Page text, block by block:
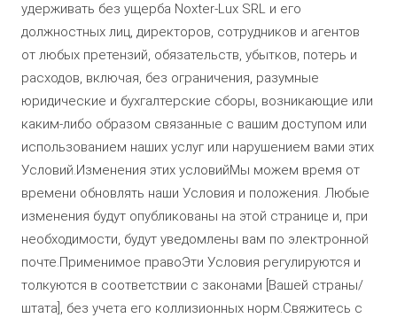
удерживать без ущерба Noxter-Lux SRL и его
должностных лиц, директоров, сотрудников и агентов
от любых претензий, обязательств, убытков, потерь и
расходов, включая, без ограничения, разумные
юридические и бухгалтерские сборы, возникающие или
каким-либо образом связанные с вашим доступом или
использованием наших услуг или нарушением вами этих
Условий.Изменения этих условийМы можем время от
времени обновлять наши Условия и положения. Любые
изменения будут опубликованы на этой странице и, при
необходимости, будут уведомлены вам по электронной
почте.Применимое правоЭти Условия регулируются и
толкуются в соответствии с законами [Вашей страны/
штата], без учета его коллизионных норм.Свяжитесь с